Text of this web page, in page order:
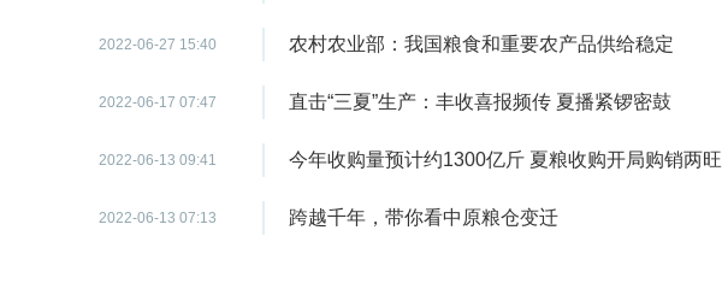
2022-06-27 15:40 农村农业部：我国粮食和重要农产品供给稳定
2022-06-17 07:47 直击“三夏”生产：丰收喜报频传 夏播紧锣密鼓
2022-06-13 09:41 今年收购量预计约1300亿斤 夏粮收购开局购销两旺
2022-06-13 07:13 跨越千年，带你看中原粮仓变迁